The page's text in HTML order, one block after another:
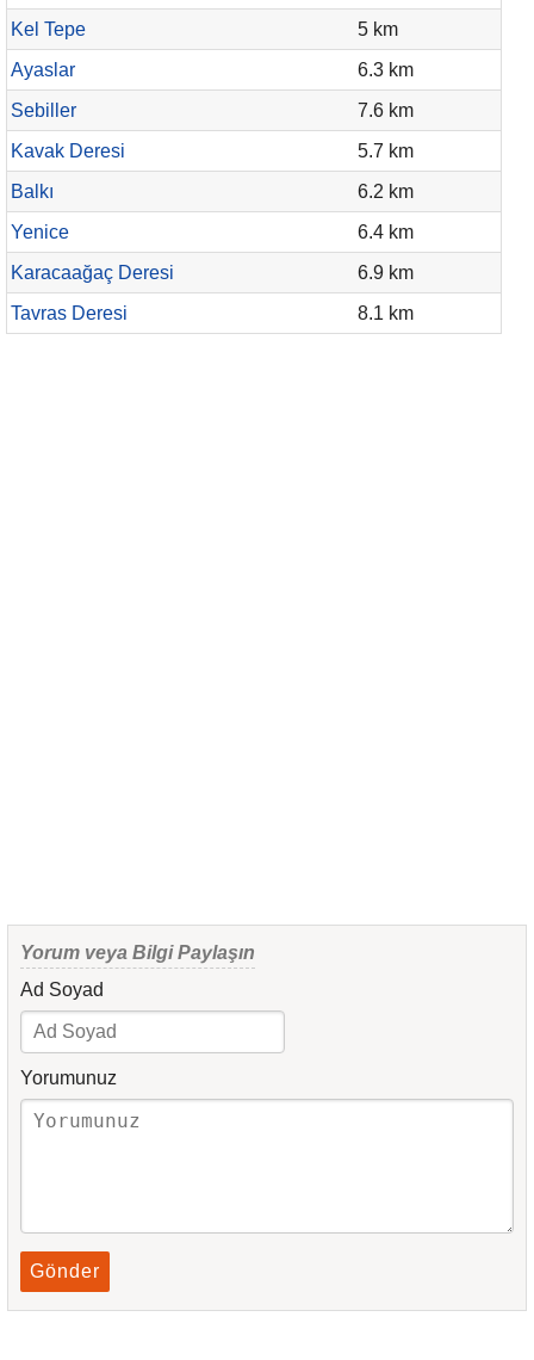
Kel Tepe
5 km
Ayaslar
6.3 km
Sebiller
7.6 km
Kavak Deresi
5.7 km
Balkı
6.2 km
Yenice
6.4 km
Karacaağaç Deresi
6.9 km
Tavras Deresi
8.1 km
Yorum veya Bilgi Paylaşın
Ad Soyad
Yorumunuz
Gönder